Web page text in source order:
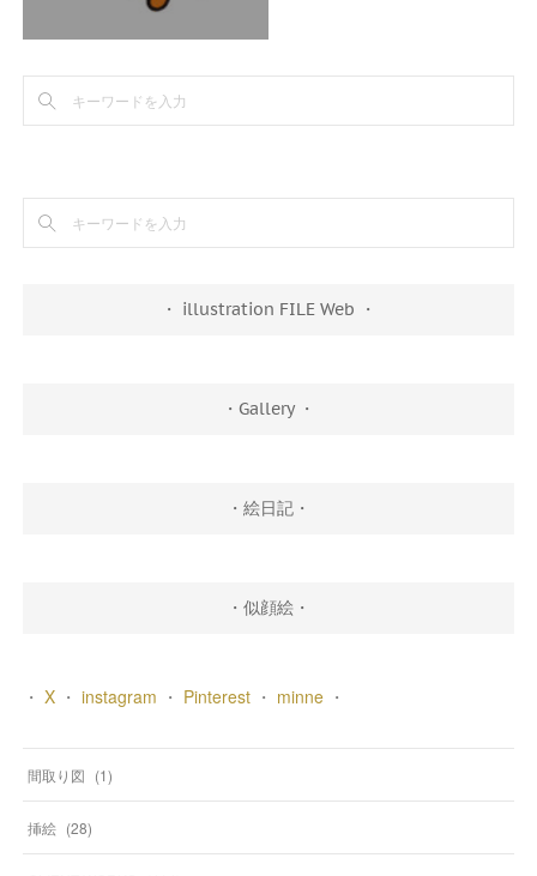
・ illustration FILE Web ・
・Gallery ・
・絵日記・
・似顔絵・
・ X・ instagram ・ Pinterest・ minne・
間取り図 (1)
挿絵 (28)